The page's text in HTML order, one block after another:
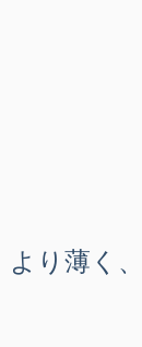
より薄く